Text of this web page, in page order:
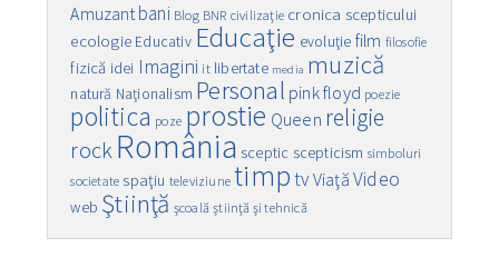
Amuzant bani Blog BNR civilizaţie cronica scepticului
ecologie Educativ Educaţie evoluţie film filosofie
fizică idei Imagini it libertate media muzică
natură Naţionalism Personal pink floyd poezie
politica poze prostie Queen religie
rockRomânia sceptic scepticism simboluri
societate spaţiu televiziune timptvViaţă Video
web Ştiinţă şcoală ştiinţă şi tehnică